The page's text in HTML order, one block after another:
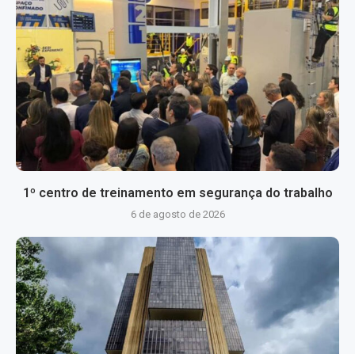
1º centro de treinamento em segurança do trabalho
6 de agosto de 2026